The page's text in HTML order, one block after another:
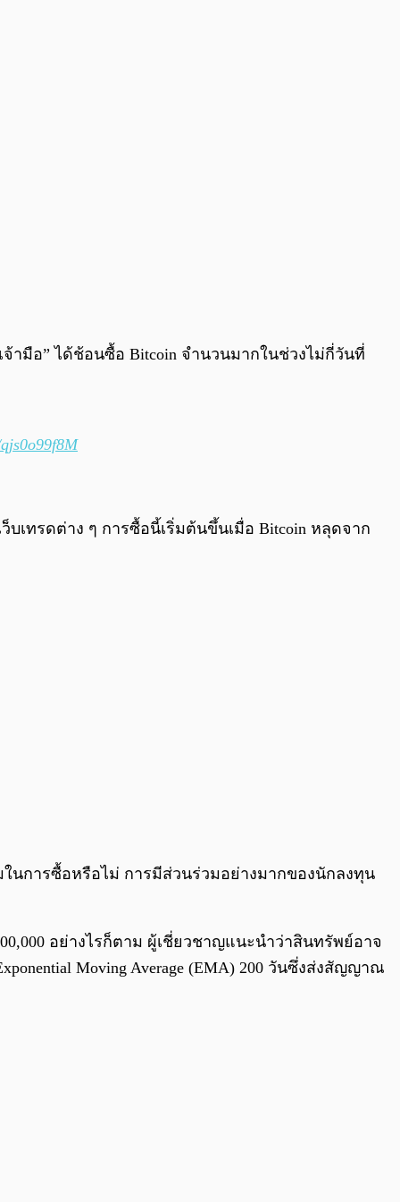
0:00 /0:00
จ้ามือ” ได้ช้อนซื้อ Bitcoin จำนวนมากในช่วงไม่กี่วันที่
บเทรดต่าง ๆ การซื้อนี้เริ่มต้นขึ้นเมื่อ Bitcoin หลุดจาก
นการซื้อหรือไม่ การมีส่วนร่วมอย่างมากของนักลงทุน
อย่างไรก็ตาม ผู้เชี่ยวชาญแนะนำว่าสินทรัพย์อาจ
Moving Average (EMA) 200 วันซึ่งส่งสัญญาณ